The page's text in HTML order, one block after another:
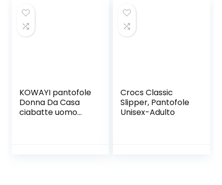
KOWAYI pantofole
Donna Da Casa
ciabatte uomo
Crocs Classic
Slipper, Pantofole
Unisex-Adulto